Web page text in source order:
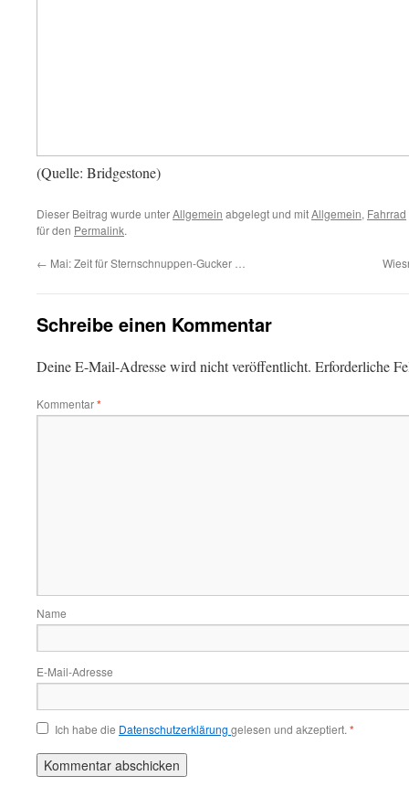
(Quelle: Bridgestone)
Dieser Beitrag wurde unterAllgemein abgelegt und mitAllgemein, Fahrrad
für den Permalink.
← Mai: Zeit für Sternschnuppen-Gucker …
Schreibe einen Kommentar
Deine E-Mail-Adresse wird nicht veröffentlicht. Erforderliche
Kommentar*
Name
E-Mail-Adresse
Ich habe die Datenschutzerklärung gelesen und akzeptiert. *